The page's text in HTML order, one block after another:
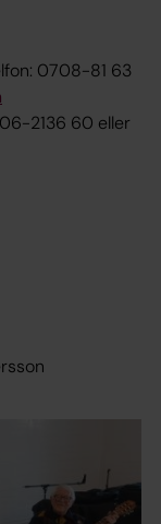
0708-81 63
2136 60 eller